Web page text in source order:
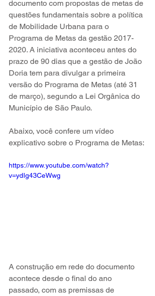
documento com propostas de metas de
questões fundamentais sobre a política
de Mobilidade Urbana para o
Programa de Metas da gestão 2017-
2020. A iniciativa aconteceu antes do
prazo de 90 dias que a gestão de João
Doria tem para divulgar a primeira
versão do Programa de Metas (até 31
de março), segundo a Lei Orgânica do
Município de São Paulo.
Abaixo, você confere um vídeo
explicativo sobre o Programa de Metas:
https://www.youtube.com/watch?
v=ydIg43CeWwg
A construção em rede do documento
acontece desde o final do ano
passado, com as premissas de